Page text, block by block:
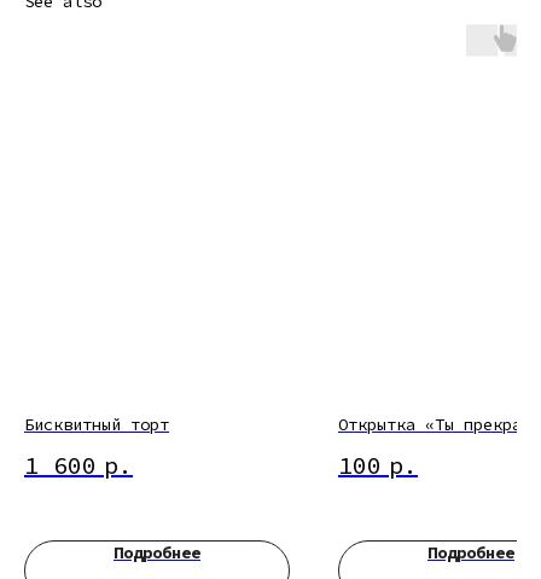
Бисквитный торт
1 600 р.
Подробнее
Открытка «Ты
100 р.
Подробнее